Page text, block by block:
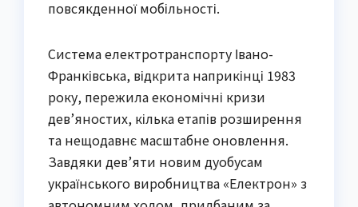
повсякденної мобільності.
Система електротранспорту Івано-
Франківська, відкрита наприкінці 1983
року, пережила економічні кризи
дев’яностих, кілька етапів розширення
та нещодавнє масштабне оновлення.
Завдяки дев’яти новим дуобусам
українського виробництва «Електрон» з